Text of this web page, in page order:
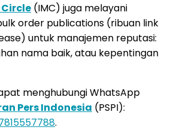
(IMC) juga melayani
order publications (ribuan link
untuk manajemen reputasi:
nama baik, atau kepentingan
menghubungi WhatsApp
Pers Indonesia (PSPI):
.